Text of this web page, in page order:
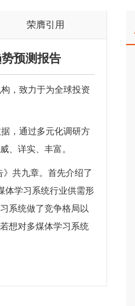
荣膺引用
预测报告
，致力于为全球投资
，通过多元化调研方
、详实、丰富。
共九章。首先介绍了
体学习系统行业供需形
系统做了竞争格局以
想对多煤体学习系统